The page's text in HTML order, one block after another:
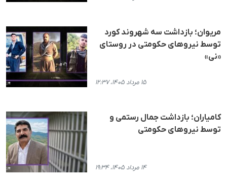
مریوان؛ بازداشت سه شهروند کورد
توسط نیروهای حکومتی در روستای
«نی»
۱۵ مرداد ۱۴۰۵، ۱۲:۳۷
کامیاران؛ بازداشت جمال رستمی و
توسط نیروهای حکومتی
۱۴ مرداد ۱۴۰۵، ۱۹:۳۴